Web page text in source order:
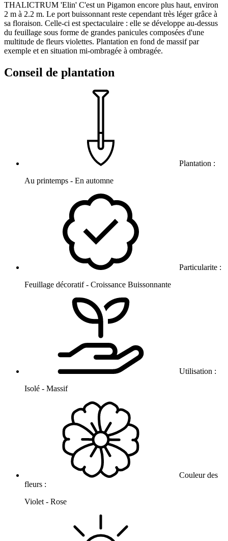
THALICTRUM 'Elin' C'est un Pigamon encore plus haut, environ
2 m à 2.2 m. Le port buissonnant reste cependant très léger grâce à
sa floraison. Celle-ci est spectaculaire : elle se développe au-dessus
du feuillage sous forme de grandes panicules composées d'une
multitude de fleurs violettes. Plantation en fond de massif par
exemple et en situation mi-ombragée à ombragée.
Conseil de plantation
Plantation :
Au printemps - En automne
Particularite :
Feuillage décoratif - Croissance Buissonnante
Utilisation :
Isolé - Massif
Couleur des
fleurs :
Violet - Rose